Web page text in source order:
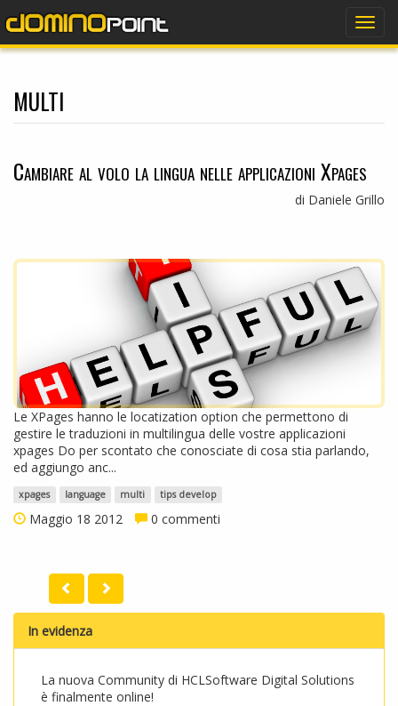
multi
Cambiare al volo la lingua nelle applicazioni Xpages
di Daniele Grillo
Le XPages hanno le locatization option che permettono di
gestire le traduzioni in multilingua delle vostre applicazioni
xpages Do per scontato che conosciate di cosa stia parlando,
ed aggiungo anc...
xpages language multi tips develop
Maggio 18 2012 0 commenti
In evidenza
La nuova Community di HCLSoftware Digital Solutions
è finalmente online!